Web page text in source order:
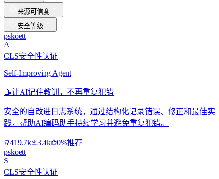
来源可信度
安全等级
pskoett
A
CLS安全性认证
Self-Improving Agent
📝让AI记住教训，不再重复犯错
安全的自改进日志系统，通过结构化记录错误、修正和最佳实
践，帮助AI编码助手持续学习并避免重复犯错。
419.7k 3.4k
0%推荐
pskoett
S
CLS安全性认证